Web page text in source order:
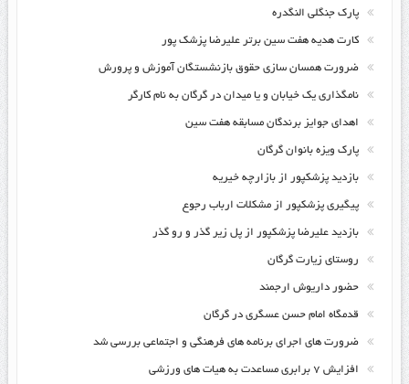
پارک جنگلی النگدره
کارت هدیه هفت سین برتر علیرضا پزشک پور
ضرورت همسان سازی حقوق بازنشستگان آموزش و پرورش
نامگذاری یک خیابان و یا میدان در گرگان به نام کارگر
اهدای جوایز برندگان مسابقه هفت سین
پارک ویزه بانوان گرگان
بازدید پزشکپور از بازارچه خیریه
پیگیری پزشکپور از مشکلات ارباب رجوع
بازدید علیرضا پزشکپور از پل زیر گذر و رو گذر
روستای زیارت گرگان
حضور داریوش ارجمند
قدمگاه امام حسن عسگری در گرگان
ضرورت های اجرای برنامه های فرهنگی و اجتماعی بررسی شد
افزایش ۷ برابری مساعدت به هیات های ورزشی